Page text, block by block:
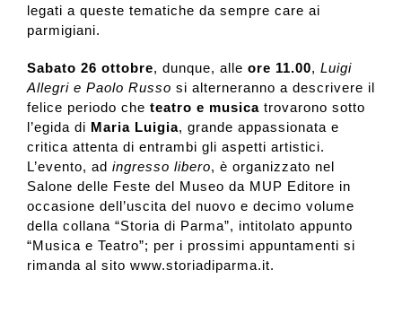
legati a queste tematiche da sempre care ai
parmigiani.
Sabato 26 ottobre, dunque, alle ore 11.00, Luigi
Allegri e Paolo Russo si alterneranno a descrivere il
felice periodo che teatro e musicatrovarono sotto
l’egida di Maria Luigia, grande appassionata e
critica attenta di entrambi gli aspetti artistici.
L’evento, ad ingresso libero, è organizzato nel
Salone delle Feste del Museo da MUP Editore in
occasione dell’uscita del nuovo e decimo volume
della collana “Storia di Parma”, intitolato appunto
“Musica e Teatro”; per i prossimi appuntamenti si
rimanda al sito www.storiadiparma.it.